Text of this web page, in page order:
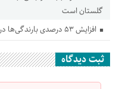
گلستان است
افزایش ۵۳ درصدی بارندگی‌ها در گلستان
ثبت دیدگاه